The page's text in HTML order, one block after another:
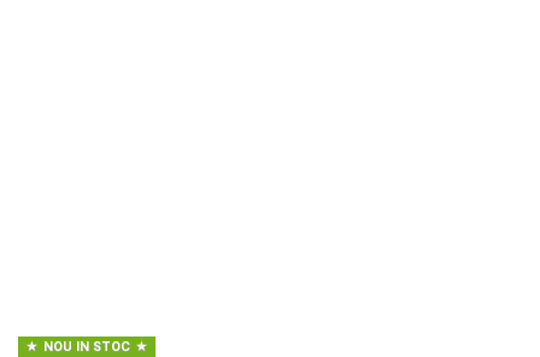
NOU IN STOC